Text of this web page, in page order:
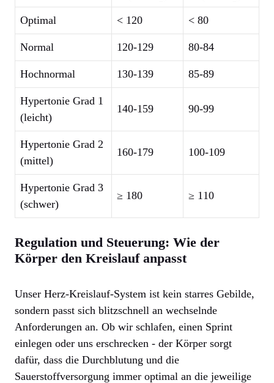
Optimal < 120 < 80
Normal 120-129 80-84
Hochnormal 130-139 85-89
Hypertonie Grad 1
(leicht)
140-159 90-99
Hypertonie Grad 2
(mittel)
160-179 100-109
Hypertonie Grad 3
(schwer)
≥ 180 ≥ 110
Regulation und Steuerung: Wie der
Körper den Kreislauf anpasst
Unser Herz-Kreislauf-System ist kein starres Gebilde,
sondern passt sich blitzschnell an wechselnde
Anforderungen an. Ob wir schlafen, einen Sprint
einlegen oder uns erschrecken - der Körper sorgt
dafür, dass die Durchblutung und die
Sauerstoffversorgung immer optimal an die jeweilige